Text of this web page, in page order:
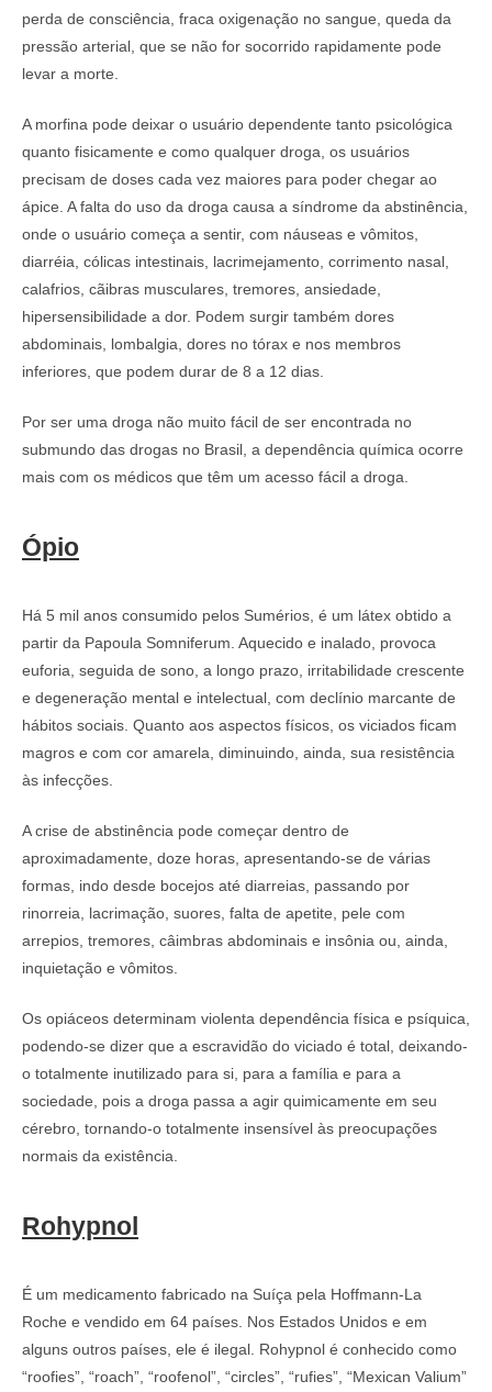
perda de consciência, fraca oxigenação no sangue, queda da
pressão arterial, que se não for socorrido rapidamente pode
levar a morte.
A morfina pode deixar o usuário dependente tanto psicológica
quanto fisicamente e como qualquer droga, os usuários
precisam de doses cada vez maiores para poder chegar ao
ápice. A falta do uso da droga causa a síndrome da abstinência,
onde o usuário começa a sentir, com náuseas e vômitos,
diarréia, cólicas intestinais, lacrimejamento, corrimento nasal,
calafrios, cãibras musculares, tremores, ansiedade,
hipersensibilidade a dor. Podem surgir também dores
abdominais, lombalgia, dores no tórax e nos membros
inferiores, que podem durar de 8 a 12 dias.
Por ser uma droga não muito fácil de ser encontrada no
submundo das drogas no Brasil, a dependência química ocorre
mais com os médicos que têm um acesso fácil a droga.
Ópio
Há 5 mil anos consumido pelos Sumérios, é um látex obtido a
partir da Papoula Somniferum. Aquecido e inalado, provoca
euforia, seguida de sono, a longo prazo, irritabilidade crescente
e degeneração mental e intelectual, com declínio marcante de
hábitos sociais. Quanto aos aspectos físicos, os viciados ficam
magros e com cor amarela, diminuindo, ainda, sua resistência
às infecções.
A crise de abstinência pode começar dentro de
aproximadamente, doze horas, apresentando-se de várias
formas, indo desde bocejos até diarreias, passando por
rinorreia, lacrimação, suores, falta de apetite, pele com
arrepios, tremores, câimbras abdominais e insônia ou, ainda,
inquietação e vômitos.
Os opiáceos determinam violenta dependência física e psíquica,
podendo-se dizer que a escravidão do viciado é total, deixando-
o totalmente inutilizado para si, para a família e para a
sociedade, pois a droga passa a agir quimicamente em seu
cérebro, tornando-o totalmente insensível às preocupações
normais da existência.
Rohypnol
É um medicamento fabricado na Suíça pela Hoffmann-La
Roche e vendido em 64 países. Nos Estados Unidos e em
alguns outros países, ele é ilegal. Rohypnol é conhecido como
“roofies”, “roach”, “roofenol”, “circles”, “rufies”, “Mexican Valium”